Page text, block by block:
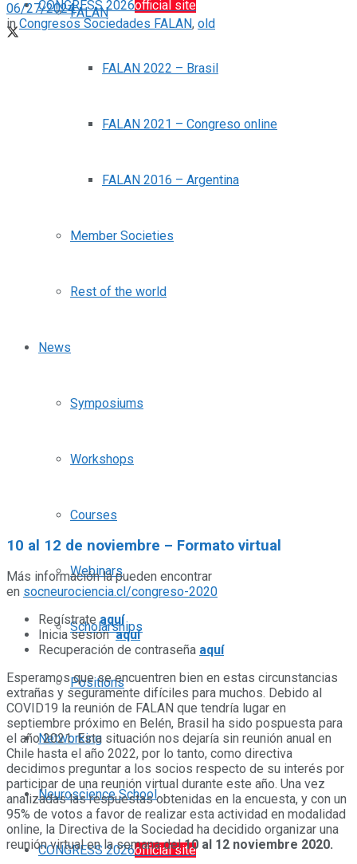
CONGRESS 2026official site
FALAN
FALAN 2022 – Brasil
FALAN 2021 – Congreso online
FALAN 2016 – Argentina
Member Societies
Rest of the world
News
Symposiums
Workshops
Courses
Webinars
Scholarships
Positions
Networking
Neuroscience School
CONGRESS 2026official site
06/27/2024
in Congresos Sociedades FALAN, old
10 al 12 de noviembre – Formato virtual
Más información la pueden encontrar
en socneurociencia.cl/congreso-2020
Regístrateaquí
Inicia sesiónaquí
Recuperación de contraseña aquí
Esperamos que se encuentren bien en estas circunstancias
extrañas y seguramente difíciles para muchos. Debido al
COVID19 la reunión de FALAN que tendría lugar en
septiembre próximo en Belén, Brasil ha sido pospuesta para
el año 2021. Esta situación nos dejaría sin reunión anual en
Chile hasta el año 2022, por lo tanto, como directiva
decidimos preguntar a los socios respecto de su interés por
participar de una reunión virtual durante este año. Una vez
analizadas las respuestas obtenidas en la encuesta, y con un
95% de votos a favor de realizar esta actividad en modalidad
online, la Directiva de la Sociedad ha decidido organizar una
reunión virtual en la semana del10 al 12 noviembre 2020.